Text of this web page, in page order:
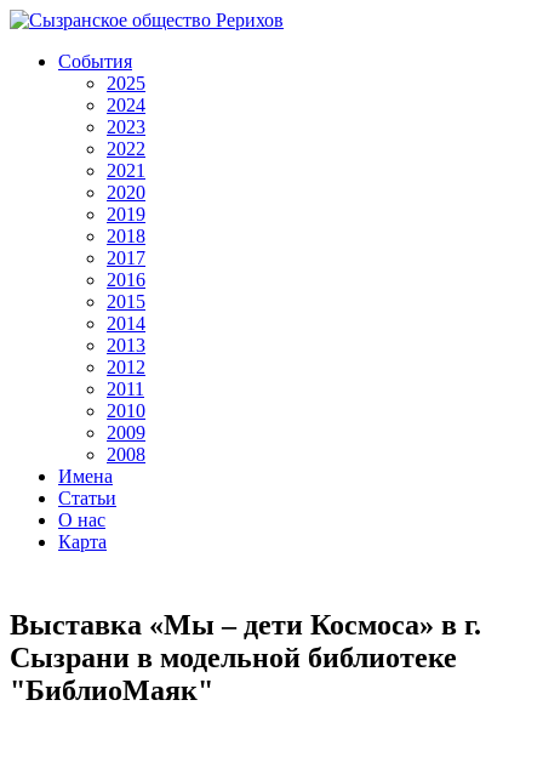
События
2025
2024
2023
2022
2021
2020
2019
2018
2017
2016
2015
2014
2013
2012
2011
2010
2009
2008
Имена
Статьи
О нас
Карта
Выставка «Мы – дети Космоса» в г.
Сызрани в модельной библиотеке
"БиблиоМаяк"